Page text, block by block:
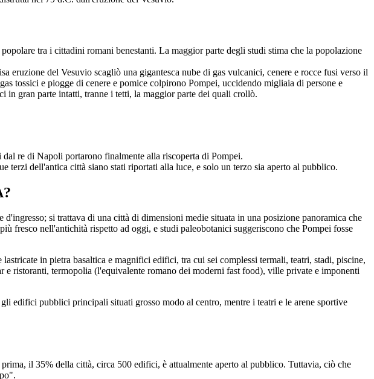
tra i cittadini romani benestanti. La maggior parte degli studi stima che la popolazione
del Vesuvio scagliò una gigantesca nube di gas vulcanici, cenere e rocce fusi verso il
tossici e piogge di cenere e pomice colpirono Pompei, uccidendo migliaia di persone e
in gran parte intatti, tranne i tetti, la maggior parte dei quali crollò.
re di Napoli portarono finalmente alla riscoperta di Pompei.
terzi dell'antica città siano stati riportati alla luce, e solo un terzo sia aperto al pubblico.
si trattava di una città di dimensioni medie situata in una posizione panoramica che
fresco nell'antichità rispetto ad oggi, e studi paleobotanici suggeriscono che Pompei fosse
in pietra basaltica e magnifici edifici, tra cui sei complessi termali, teatri, stadi, piscine,
ristoranti, termopolia (l'equivalente romano dei moderni fast food), ville private e imponenti
edifici pubblici principali situati grosso modo al centro, mentre i teatri e le arene sportive
il 35% della città, circa 500 edifici, è attualmente aperto al pubblico. Tuttavia, ciò che